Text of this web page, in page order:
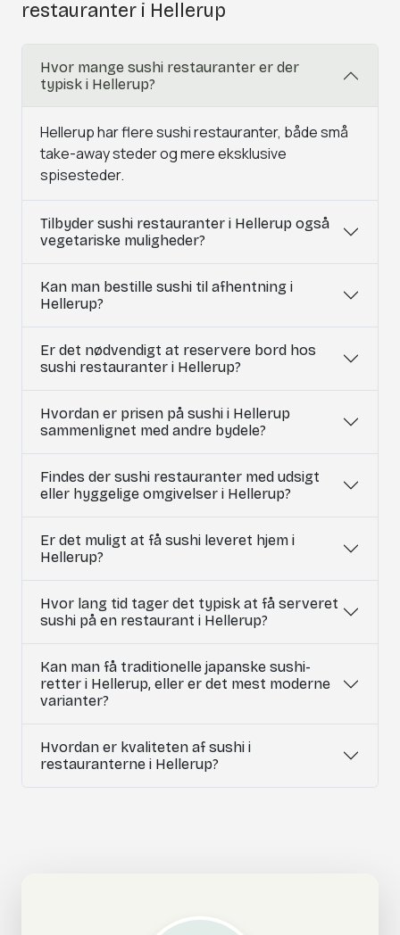
restauranter i Hellerup
Hvor mange sushi restauranter er der
typisk i Hellerup?
Hellerup har flere sushi restauranter, både små
take-away steder og mere eksklusive
spisesteder.
Tilbyder sushi restauranter i Hellerup også
vegetariske muligheder?
Kan man bestille sushi til afhentning i
Hellerup?
Er det nødvendigt at reservere bord hos
sushi restauranter i Hellerup?
Hvordan er prisen på sushi i Hellerup
sammenlignet med andre bydele?
Findes der sushi restauranter med udsigt
eller hyggelige omgivelser i Hellerup?
Er det muligt at få sushi leveret hjem i
Hellerup?
Hvor lang tid tager det typisk at få serveret
sushi på en restaurant i Hellerup?
Kan man få traditionelle japanske sushi-
retter i Hellerup, eller er det mest moderne
varianter?
Hvordan er kvaliteten af sushi i
restauranterne i Hellerup?